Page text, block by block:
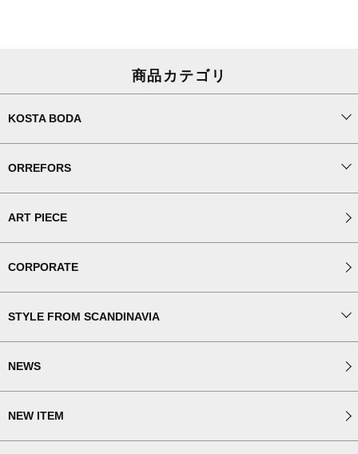
商品カテゴリ
KOSTA BODA
ORREFORS
ART PIECE
CORPORATE
STYLE FROM SCANDINAVIA
NEWS
NEW ITEM